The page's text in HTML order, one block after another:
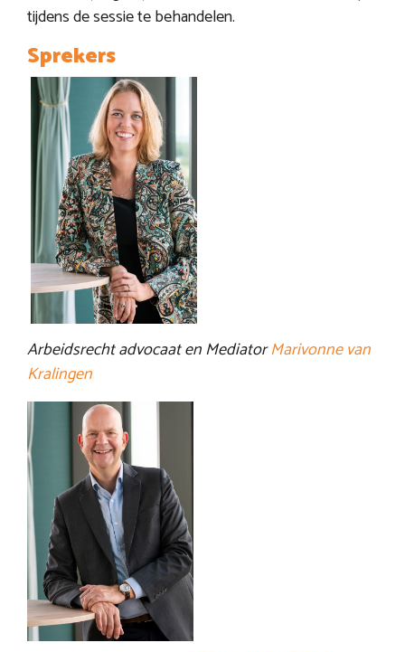
tijdens de sessie te behandelen.
Sprekers
Arbeidsrecht advocaat en MediatorMarivonne van
Kralingen